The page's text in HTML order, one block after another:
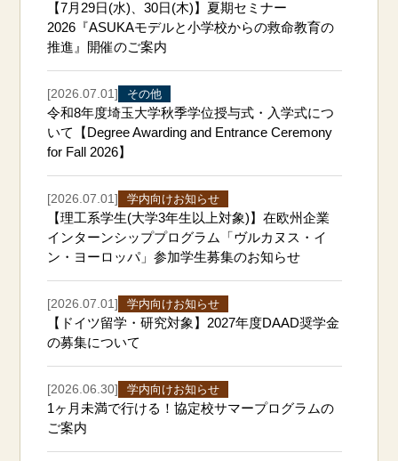
【7月29日(水)、30日(木)】夏期セミナー
2026『ASUKAモデルと小学校からの救命教育の
推進』開催のご案内
[2026.07.01] その他
令和8年度埼玉大学秋季学位授与式・入学式につ
いて【Degree Awarding and Entrance Ceremony
for Fall 2026】
[2026.07.01] 学内向けお知らせ
【理工系学生(大学3年生以上対象)】在欧州企業
インターンシッププログラム「ヴルカヌス・イ
ン・ヨーロッパ」参加学生募集のお知らせ
[2026.07.01] 学内向けお知らせ
【ドイツ留学・研究対象】2027年度DAAD奨学金
の募集について
[2026.06.30] 学内向けお知らせ
1ヶ月未満で行ける！協定校サマープログラムの
ご案内